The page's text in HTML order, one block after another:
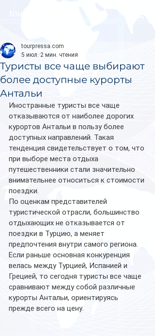
Туристы все чаще выбирают
более доступные курорты
Антальи
tourpressa.com
5 июл. 2 мин. чтения
Иностранные туристы все чаще
отказываются от наиболее дорогих
курортов Антальи в пользу более
доступных направлений. Такая
тенденция свидетельствует о том, что
при выборе места отдыха
путешественники стали значительно
внимательнее относиться к стоимости
поездки.
По оценкам представителей
туристической отрасли, большинство
отдыхающих не отказывается от
поездки в Турцию, а меняет
предпочтения внутри самого региона.
Если раньше основная конкуренция
велась между Турцией, Испанией и
Грецией, то сегодня туристы все чаще
сравнивают между собой различные
курорты Антальи, ориентируясь
прежде всего на цену.